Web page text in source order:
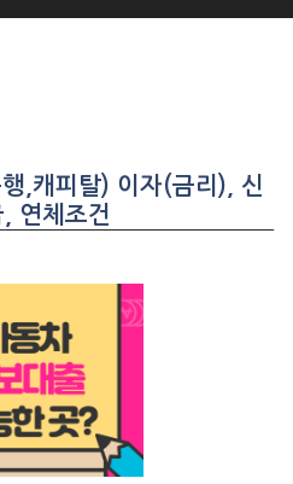
,캐피탈) 이자(금리), 신
연체조건